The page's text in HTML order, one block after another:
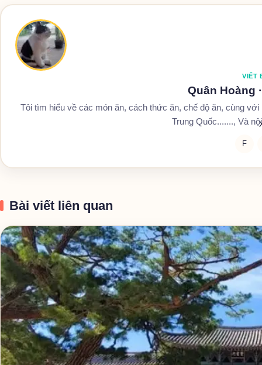
VIẾT
Quân Hoàng
Tôi tìm hiểu về các món ăn, cách thức ăn, chế độ ăn, cùng
Trung Quốc......., Và
F
Bài viết liên quan